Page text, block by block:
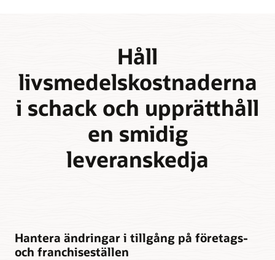
Håll
livsmedelskostnaderna
i schack och upprätthåll
en smidig
leveranskedja
Hantera ändringar i tillgång på företags-
och franchiseställen